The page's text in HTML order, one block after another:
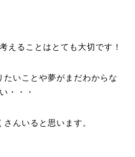
えることはとても大切です！
たいことや夢がまだわからな
い・・・
さんいると思います。